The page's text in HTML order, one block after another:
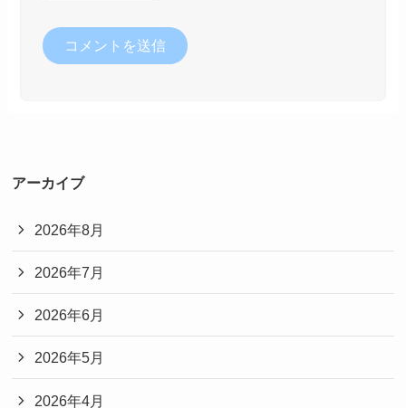
アーカイブ
2026年8月
2026年7月
2026年6月
2026年5月
2026年4月